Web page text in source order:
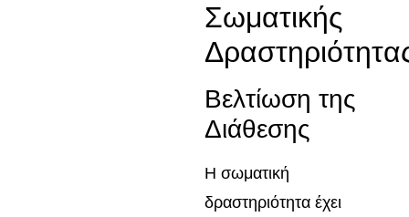
Σωματικής
Βελτίωση της
Διάθεσης
Η σωματική
δραστηριότητα έχει